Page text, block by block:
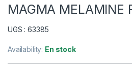
MAGMA MELAMINE
UGS : 63385
Availability: En stock